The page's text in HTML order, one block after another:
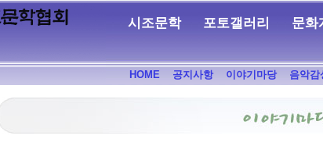
시조문학 포토갤러리 문화
HOME 공지사항 이야기마당 음악감